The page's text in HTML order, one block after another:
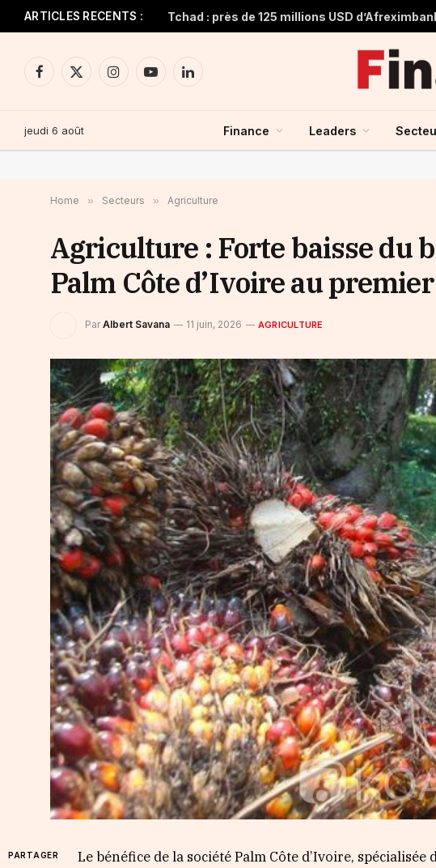
ARTICLES RECENTS :
Facebook
X
InstagramYouTubeLinkedIn
jeudi 6 août Finance Leaders
Home » Secteurs » Agriculture
Agriculture : Forte baisse du
Palm Côte d’Ivoire au
Par Albert Savana 11 juin, 2026 AGRICULTURE
PARTAGER
Le bénéfice de la société Palm Côte d’Ivoire,